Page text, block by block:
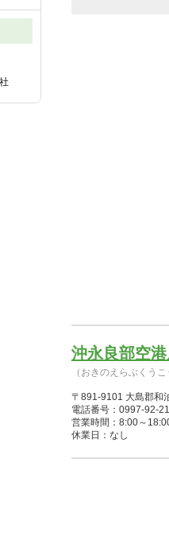
沖永良部空
（おきのえらぶくう
〒891-9101 大島郡和
電話番号：0997-92-
営業時間：8:00～
休業日：なし